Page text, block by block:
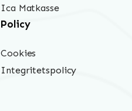
Ica Matkasse
Policy
Cookies
Integritetspolicy